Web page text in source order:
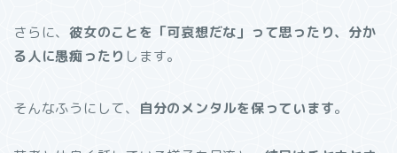
さらに、彼女のことを「可哀想だな」って思ったり、分か
る人に愚痴ったり します。
そんなふうにして、 自分のメンタルを保っています。